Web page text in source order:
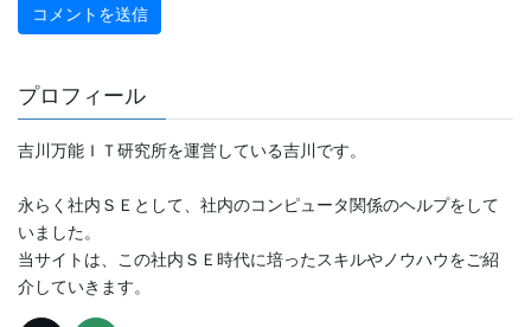
プロフィール
吉川万能ＩＴ研究所を運営している吉川です。
永らく社内ＳＥとして、社内のコンピュータ関係のヘルプをして
いました。
当サイトは、この社内ＳＥ時代に培ったスキルやノウハウをご紹
介していきます。